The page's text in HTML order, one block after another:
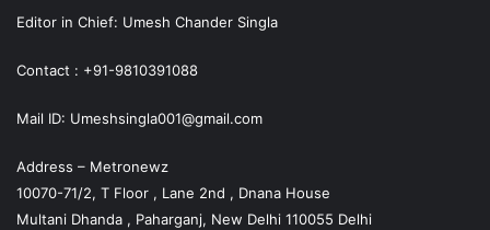
Editor in Chief: Umesh Chander Singla
Contact : +91-9810391088
Mail ID: Umeshsingla001@gmail.com
Address – Metronewz
10070-71/2, T Floor , Lane 2nd , Dnana House
Multani Dhanda , Paharganj, New Delhi 110055 Delhi